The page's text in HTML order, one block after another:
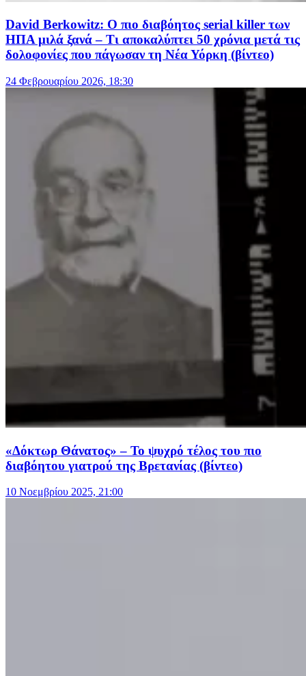
David Berkowitz: Ο πιο διαβόητος serial killer των
ΗΠΑ μιλά ξανά – Τι αποκαλύπτει 50 χρόνια μετά τις
δολοφονίες που πάγωσαν τη Νέα Υόρκη (βίντεο)
24 Φεβρουαρίου 2026, 18:30
«Δόκτωρ Θάνατος» – Το ψυχρό τέλος του πιο
διαβόητου γιατρού της Βρετανίας (βίντεο)
10 Νοεμβρίου 2025, 21:00